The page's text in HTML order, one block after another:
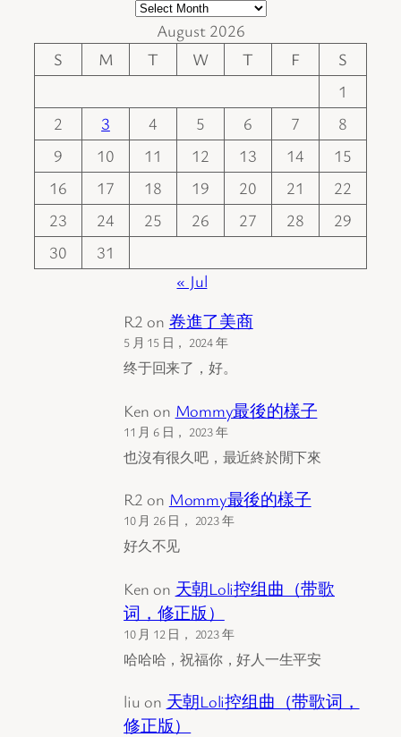
August 2026
S
M T W T F
S
1
2
3 4 5 6 7
8
9
10 11 12 13 14
15
16
17 18 19 20 21
22
23
24 25 26 27 28
29
30
31
« Jul
R2 on 卷進了美商
5 月 15 日， 2024 年
终于回来了，好。
Ken on Mommy最後的樣子
11 月 6 日， 2023 年
也沒有很久吧，最近終於閒下來
R2 on Mommy最後的樣子
10 月 26 日， 2023 年
好久不见
Ken on 天朝Loli控组曲（带歌
词，修正版）
10 月 12 日， 2023 年
哈哈哈，祝福你，好人一生平安
liu on 天朝Loli控组曲（带歌词，
修正版）